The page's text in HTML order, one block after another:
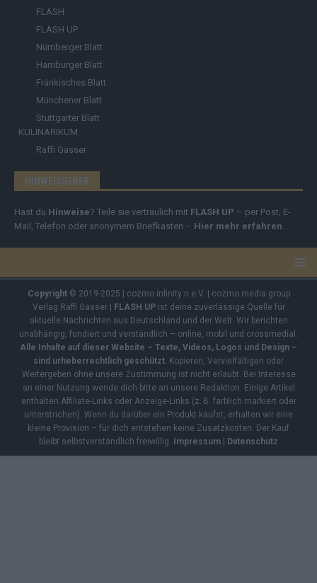
FLASH
FLASH UP
Nürnberger Blatt
Hamburger Blatt
Fränkisches Blatt
Münchener Blatt
Stuttgarter Blatt
KULINARIKUM.
Raffi Gasser
HINWEISGEBER
Hast du Hinweise? Teile sie vertraulich mit FLASH UP – per Post, E-
Mail, Telefon oder anonymem Briefkasten – Hier mehr erfahren
Copyright© 2019-2025 | cozmo infinity n.e.V. | cozmo media group
Verlag Raffi Gasser |
FLASH UPist deine zuverlässige Quelle für
aktuelle Nachrichten aus Deutschland und der Welt. Wir berichten
unabhängig, fundiert und verständlich – online, mobil und crossmedial.
Alle Inhalte auf dieser Website – Texte, Videos, Logos und Design –
sind urheberrechtlich geschützt. Kopieren, Vervielfältigen oder
Weitergeben ohne unsere Zustimmung ist nicht erlaubt. Bei Interesse
an einer Nutzung wende dich bitte an unsere Redaktion. Einige Artikel
enthalten Affiliate-Links oder Anzeige-Links (z. B. farblich markiert oder
unterstrichen). Wenn du darüber ein Produkt kaufst, erhalten wir eine
kleine Provision – für dich entstehen keine Zusatzkosten. Der Kauf
bleibt selbstverständlich freiwillig.
Impressum Datenschutz